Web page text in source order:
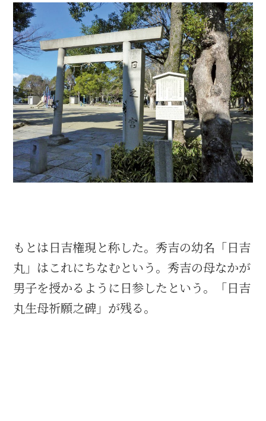
豊臣秀吉と名古屋の関係
秀吉関連 史跡 一覧
秀吉グルメ・土産 一覧
秀吉功路
織田信長と名古屋の関係
信長グルメ・土産一覧
信長攻路
もとは日吉権現と称した。秀吉の幼名「日吉
丸」はこれにちなむという。秀吉の母なかが
男子を授かるように日参したという。「日吉
丸生母祈願之碑」が残る。